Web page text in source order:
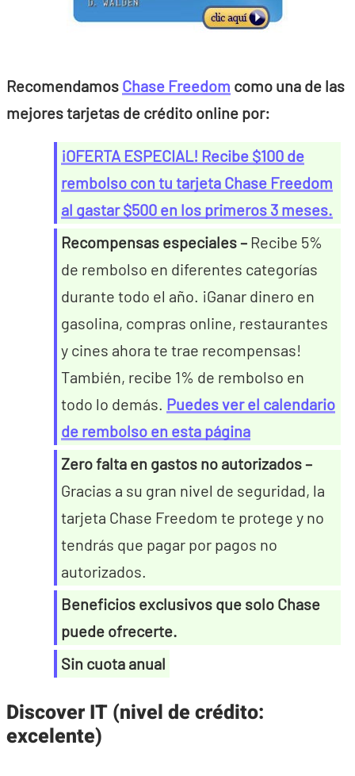
Recomendamos Chase Freedom como una de las
mejores tarjetas de crédito online por:
¡OFERTA ESPECIAL! Recibe $100 de
rembolso con tu tarjeta Chase Freedom
al gastar $500 en los primeros 3 meses.
Recompensas especiales – Recibe 5%
de rembolso en diferentes categorías
durante todo el año. ¡Ganar dinero en
gasolina, compras online, restaurantes
y cines ahora te trae recompensas!
También, recibe 1% de rembolso en
todo lo demás. Puedes ver el calendario
de rembolso en esta página
Zero falta en gastos no autorizados –
Gracias a su gran nivel de seguridad, la
tarjeta Chase Freedom te protege y no
tendrás que pagar por pagos no
autorizados.
Beneficios exclusivos que solo Chase
puede ofrecerte.
Sin cuota anual
Discover IT (nivel de crédito:
excelente)